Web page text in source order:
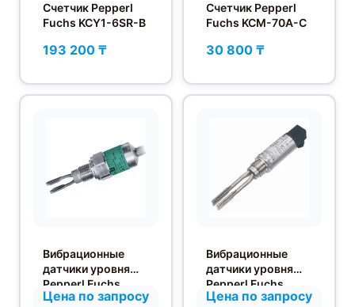
Счетчик Pepperl
Fuchs KCY1-6SR-B
193 200 ₸
Счетчик Pepperl
Fuchs KCM-70A-C
30 800 ₸
Вибрационные
датчики уровня
Pepperl Fuchs
Vibracon Mini LVL
Цена по запросу
Вибрационные
датчики уровня
Pepperl Fuchs
Vibracon LVL T1
Цена по запросу